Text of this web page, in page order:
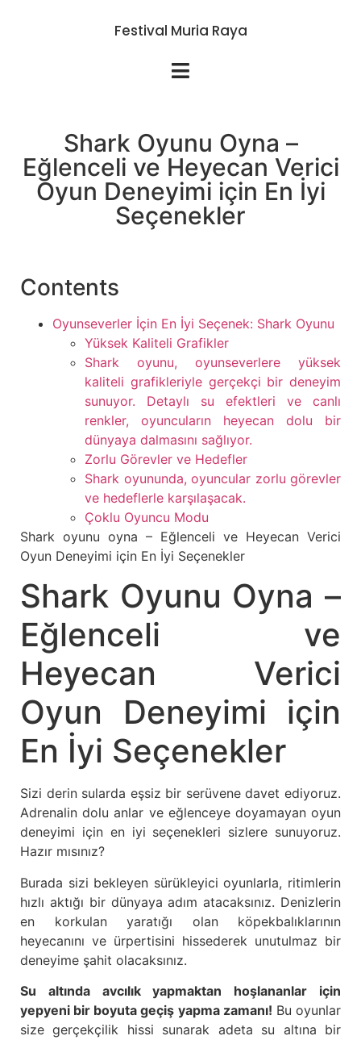
Festival Muria Raya
Shark Oyunu Oyna –
Eğlenceli ve Heyecan Verici
Oyun Deneyimi için En İyi
Seçenekler
Contents
Oyunseverler İçin En İyi Seçenek: Shark Oyunu
Yüksek Kaliteli Grafikler
Shark oyunu, oyunseverlere yüksek
kaliteli grafikleriyle gerçekçi bir deneyim
sunuyor. Detaylı su efektleri ve canlı
renkler, oyuncuların heyecan dolu bir
dünyaya dalmasını sağlıyor.
Zorlu Görevler ve Hedefler
Shark oyununda, oyuncular zorlu görevler
ve hedeflerle karşılaşacak.
Çoklu Oyuncu Modu
Shark oyunu oyna – Eğlenceli ve Heyecan Verici
Oyun Deneyimi için En İyi Seçenekler
Shark Oyunu Oyna –
Eğlenceli ve
Heyecan Verici
Oyun Deneyimi için
En İyi Seçenekler
Sizi derin sularda eşsiz bir serüvene davet ediyoruz.
Adrenalin dolu anlar ve eğlenceye doyamayan oyun
deneyimi için en iyi seçenekleri sizlere sunuyoruz.
Hazır mısınız?
Burada sizi bekleyen sürükleyici oyunlarla, ritimlerin
hızlı aktığı bir dünyaya adım atacaksınız. Denizlerin
en korkulan yaratığı olan köpekbalıklarının
heyecanını ve ürpertisini hissederek unutulmaz bir
deneyime şahit olacaksınız.
Su altında avcılık yapmaktan hoşlananlar için
yepyeni bir boyuta geçiş yapma zamanı! Bu oyunlar
size gerçekçilik hissi sunarak adeta su altına bir